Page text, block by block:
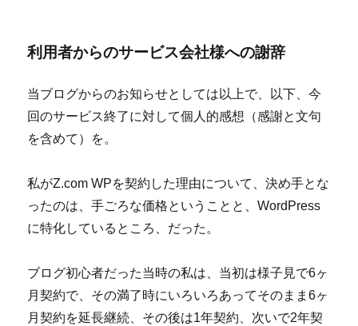
利用者からのサービス会社様への謝辞
当ブログからのお知らせとしては以上で、以下、今
回のサービス終了に対して個人的感想（感謝と文句
を含めて）を。
私がZ.com WPを契約した理由について、決め手とな
ったのは、手ごろな価格ということと、WordPress
に特化しているところ、だった。
ブログ初心者だった当時の私は、当初は様子見で6ヶ
月契約で、その満了時にいろいろあってそのまま6ヶ
月契約を延長継続、その後は1年契約、次いで2年契